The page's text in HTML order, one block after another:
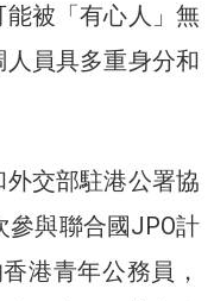
被「有心人」無
員具多重身分和
交部駐港公署協
參與聯合國JPO計
港青年公務員，